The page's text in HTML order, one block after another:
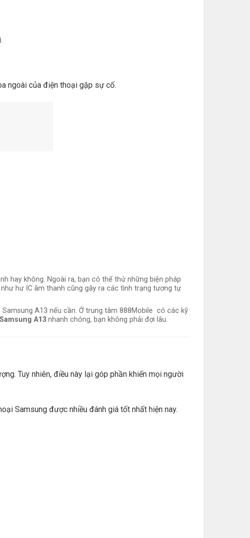
ngoài của điện thoại gặp sự cố.
hay không. Ngoài ra, bạn có thể thử những biện pháp
hư IC âm thanh cũng gây ra các tình trạng tương tự
A13 nếu cần. Ở trung tâm 888Mobile có các kỹ
A13nhanh chóng, bạn không phải đợi lâu.
Tuy nhiên, điều này lại góp phần khiến mọi người
Samsung được nhiều đánh giá tốt nhất hiện nay.